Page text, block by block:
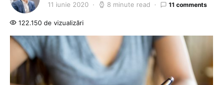
11 iunie 2020 8 minute read 11 comments
122.150 de vizualizări